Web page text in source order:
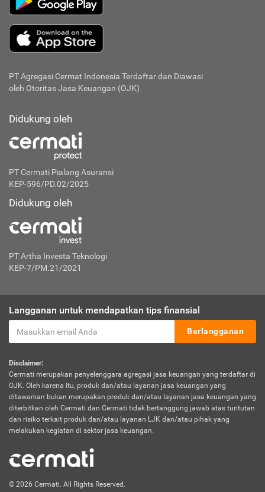
PT Agregasi Cermat Indonesia Terdaftar dan Diawasi
oleh Otoritas Jasa Keuangan (OJK)
Didukung oleh
PT Cermati Pialang Asuransi
KEP-596/PD.02/2025
Didukung oleh
PT Artha Investa Teknologi
KEP-7/PM.21/2021
Langganan untuk mendapatkan tips finansial
Berlangganan
Disclaimer:
Cermati merupakan penyelenggara agregasi jasa keuangan yang terdaftar di
OJK. Oleh karena itu, produk dan/atau layanan jasa keuangan yang
ditawarkan bukan merupakan produk dan/atau layanan jasa keuangan yang
diterbitkan oleh Cermati dan Cermati tidak bertanggung jawab atas tuntutan
dan risiko terkait produk dan/atau layanan LJK dan/atau pihak yang
melakukan kegiatan di sektor jasa keuangan.
© 2026 Cermati. All Rights Reserved.